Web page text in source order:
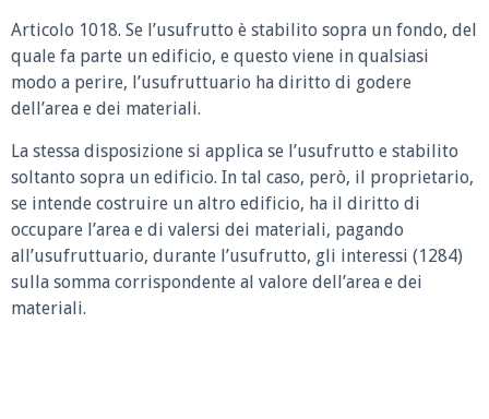
Articolo 1018. Se l’usufrutto è stabilito sopra un fondo, del
quale fa parte un edificio, e questo viene in qualsiasi
modo a perire, l’usufruttuario ha diritto di godere
dell’area e dei materiali.
La stessa disposizione si applica se l’usufrutto e stabilito
soltanto sopra un edificio. In tal caso, però, il proprietario,
se intende costruire un altro edificio, ha il diritto di
occupare l’area e di valersi dei materiali, pagando
all’usufruttuario, durante l’usufrutto, gli interessi (1284)
sulla somma corrispondente al valore dell’area e dei
materiali.